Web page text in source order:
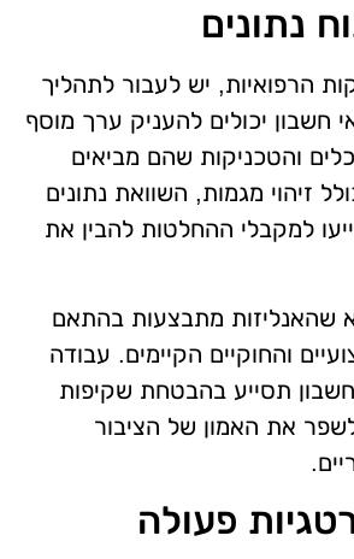
נתונים
הרפואיות, יש לעבור לתהליך
חשבון יכולים להעניק ערך מוסף
והטכניקות שהם מביאים
זיהוי מגמות, השוואת נתונים
למקבלי ההחלטות להבין את
שהאנליזות מתבצעות בהתאם
והחוקיים הקיימים. עבודה
תסייע בהבטחת שקיפות
את האמון של הציבור
פעולה